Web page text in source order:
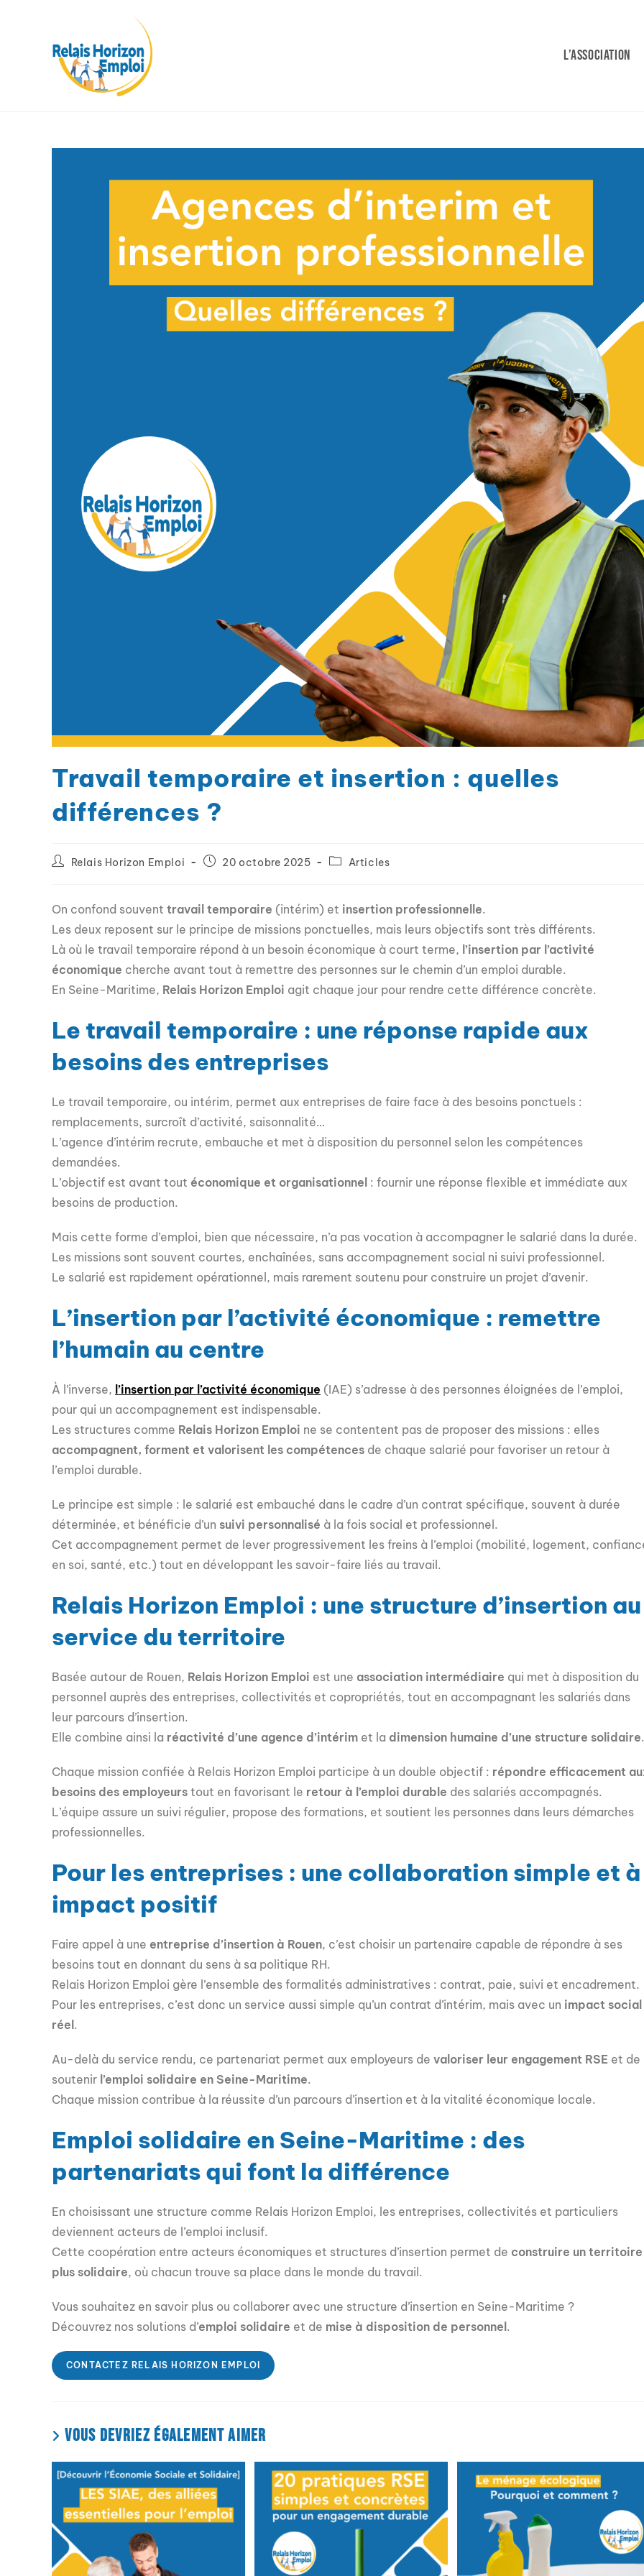
L’Association
Travail temporaire et insertion : quelles
différences ?
Relais Horizon Emploi 20 octobre 2025 Articles
On confond souvent travail temporaire (intérim) et insertion professionnelle.
Les deux reposent sur le principe de missions ponctuelles, mais leurs objectifs sont très différents.
Là où le travail temporaire répond à un besoin économique à court terme, l’insertion par l’activité
économique cherche avant tout à remettre des personnes sur le chemin d’un emploi durable.
En Seine-Maritime, Relais Horizon Emploi agit chaque jour pour rendre cette différence concrète.
Le travail temporaire : une réponse rapide aux
besoins des entreprises
Le travail temporaire, ou intérim, permet aux entreprises de faire face à des besoins ponctuels :
remplacements, surcroît d’activité, saisonnalité…
L’agence d’intérim recrute, embauche et met à disposition du personnel selon les compétences
demandées.
L’objectif est avant tout économique et organisationnel : fournir une réponse flexible et immédiate aux
besoins de production.
Mais cette forme d’emploi, bien que nécessaire, n’a pas vocation à accompagner le salarié dans la durée.
Les missions sont souvent courtes, enchaînées, sans accompagnement social ni suivi professionnel.
Le salarié est rapidement opérationnel, mais rarement soutenu pour construire un projet d’avenir.
L’insertion par l’activité économique : remettre
l’humain au centre
À l’inverse, l’insertion par l’activité économique (IAE) s’adresse à des personnes éloignées de l’emploi,
pour qui un accompagnement est indispensable.
Les structures comme Relais Horizon Emploi ne se contentent pas de proposer des missions : elles
accompagnent, forment et valorisent les compétences de chaque salarié pour favoriser un retour à
l’emploi durable.
Le principe est simple : le salarié est embauché dans le cadre d’un contrat spécifique, souvent à durée
déterminée, et bénéficie d’un suivi personnalisé à la fois social et professionnel.
Cet accompagnement permet de lever progressivement les freins à l’emploi (mobilité, logement,
en soi, santé, etc.) tout en développant les savoir-faire liés au travail.
Relais Horizon Emploi : une structure d’insertion au
service du territoire
Basée autour de Rouen, Relais Horizon Emploi est une association intermédiaire qui met à disposition du
personnel auprès des entreprises, collectivités et copropriétés, tout en accompagnant les salariés dans
leur parcours d’insertion.
Elle combine ainsi la réactivité d’une agence d’intérim et la dimension humaine d’une structure solidaire.
Chaque mission confiée à Relais Horizon Emploi participe à un double objectif : répondre efficacement
besoins des employeurs tout en favorisant le retour à l’emploi durable des salariés accompagnés.
L’équipe assure un suivi régulier, propose des formations, et soutient les personnes dans leurs démarches
professionnelles.
Pour les entreprises : une collaboration simple et à
impact positif
Faire appel à une entreprise d’insertion à Rouen, c’est choisir un partenaire capable de répondre à ses
besoins tout en donnant du sens à sa politique RH.
Relais Horizon Emploi gère l’ensemble des formalités administratives : contrat, paie, suivi et encadrement.
Pour les entreprises, c’est donc un service aussi simple qu’un contrat d’intérim, mais avec un impact social
réel .
Au-delà du service rendu, ce partenariat permet aux employeurs de valoriser leur engagement RSE et de
soutenir l’emploi solidaire en Seine-Maritime.
Chaque mission contribue à la réussite d’un parcours d’insertion et à la vitalité économique locale.
Emploi solidaire en Seine-Maritime : des
partenariats qui font la différence
En choisissant une structure comme Relais Horizon Emploi, les entreprises, collectivités et particuliers
deviennent acteurs de l’emploi inclusif.
Cette coopération entre acteurs économiques et structures d’insertion permet de construire un territoire
plus solidaire, où chacun trouve sa place dans le monde du travail.
Vous souhaitez en savoir plus ou collaborer avec une structure d’insertion en Seine-Maritime ?
Découvrez nos solutions d’emploi solidaire et de mise à disposition de personnel .
CONTACTEZ RELAIS HORIZON EMPLOI
VOUS DEVRIEZ ÉGALEMENT AIMER